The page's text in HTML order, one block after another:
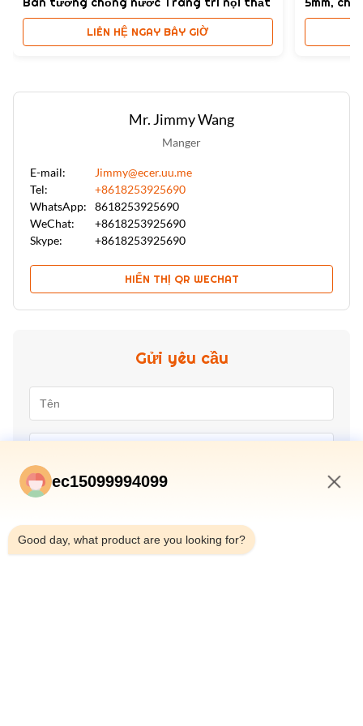
LIÊN HỆ NGAY BÂY GIỜ
Mr. Jimmy Wang
Manger
E-mail:
Jimmy@ecer.uu.me
Tel:
+8618253925690
WhatsApp:
8618253925690
WeChat:
+8618253925690
Skype:
+8618253925690
HIỂN THỊ QR WECHAT
Gửi yêu cầu
ec15099994099
Good day, what product are you looking for?